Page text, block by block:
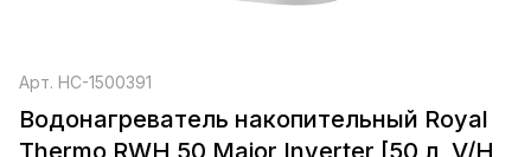
Арт. НС-1500391
Водонагреватель накопительный Royal